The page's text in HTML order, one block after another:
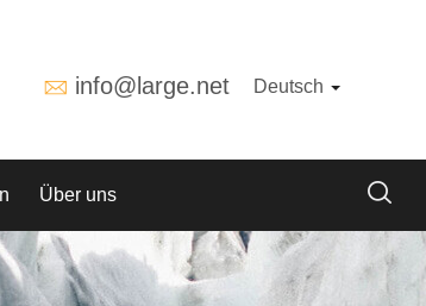
info@large.net Deutsch
Über uns